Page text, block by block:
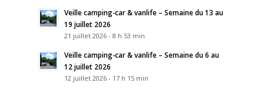
Veille camping-car & vanlife – Semaine du 13 au
19 juillet 2026
21 juillet 2026 - 8 h 53 min
Veille camping-car & vanlife – Semaine du 6 au
12 juillet 2026
12 juillet 2026 - 17 h 15 min